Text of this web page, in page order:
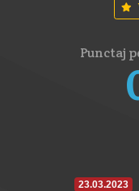
Punctaj
23.03.2023